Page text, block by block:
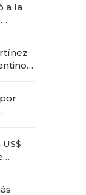
a la